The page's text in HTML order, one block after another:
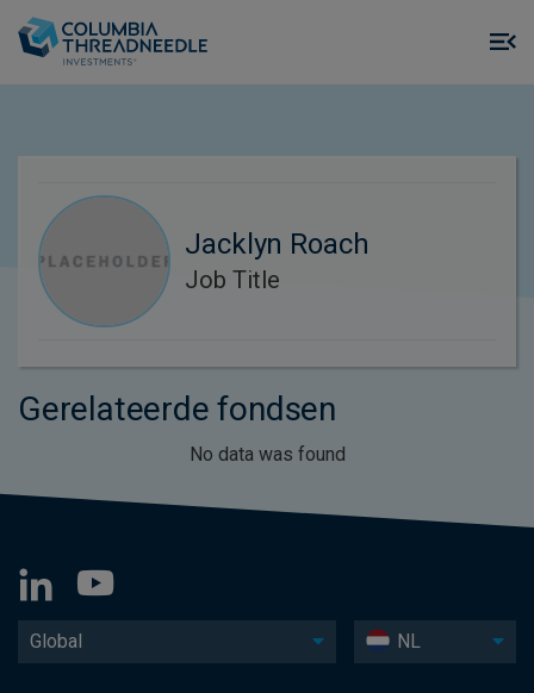
Jacklyn Roach
Job Title
Gerelateerde fondsen
No data was found
Global NL